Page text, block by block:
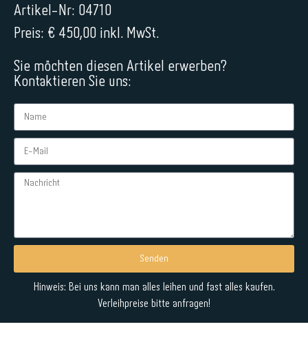
Artikel-Nr: 04710
Preis: € 450,00 inkl. MwSt.
Sie möchten diesen Artikel erwerben?
Kontaktieren Sie uns:
Senden
Alternative:
Hinweis: Bei uns kann man alles leihen und fast alles kaufen.
Verleihpreise bitte anfragen!